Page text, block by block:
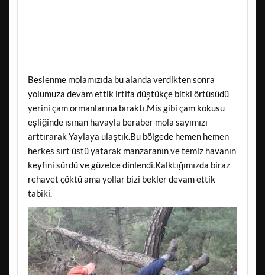
Beslenme molamızıda bu alanda verdikten sonra
yolumuza devam ettik irtifa düştükçe bitki örtüsüdü
yerini çam ormanlarına bıraktı.Mis gibi çam kokusu
eşliğinde ısınan havayla beraber mola sayımızı
arttırarak Yaylaya ulaştık.Bu bölgede hemen hemen
herkes sırt üstü yatarak manzaranın ve temiz havanın
keyfini sürdü ve güzelce dinlendi.Kalktığımızda biraz
rehavet çöktü ama yollar bizi bekler devam ettik
tabiki.